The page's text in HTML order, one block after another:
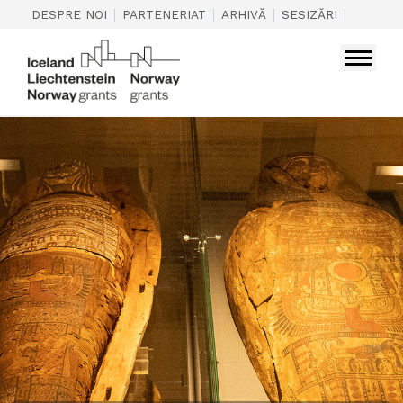
DESPRE NOI | PARTENERIAT | ARHIVĂ | SESIZĂRI |